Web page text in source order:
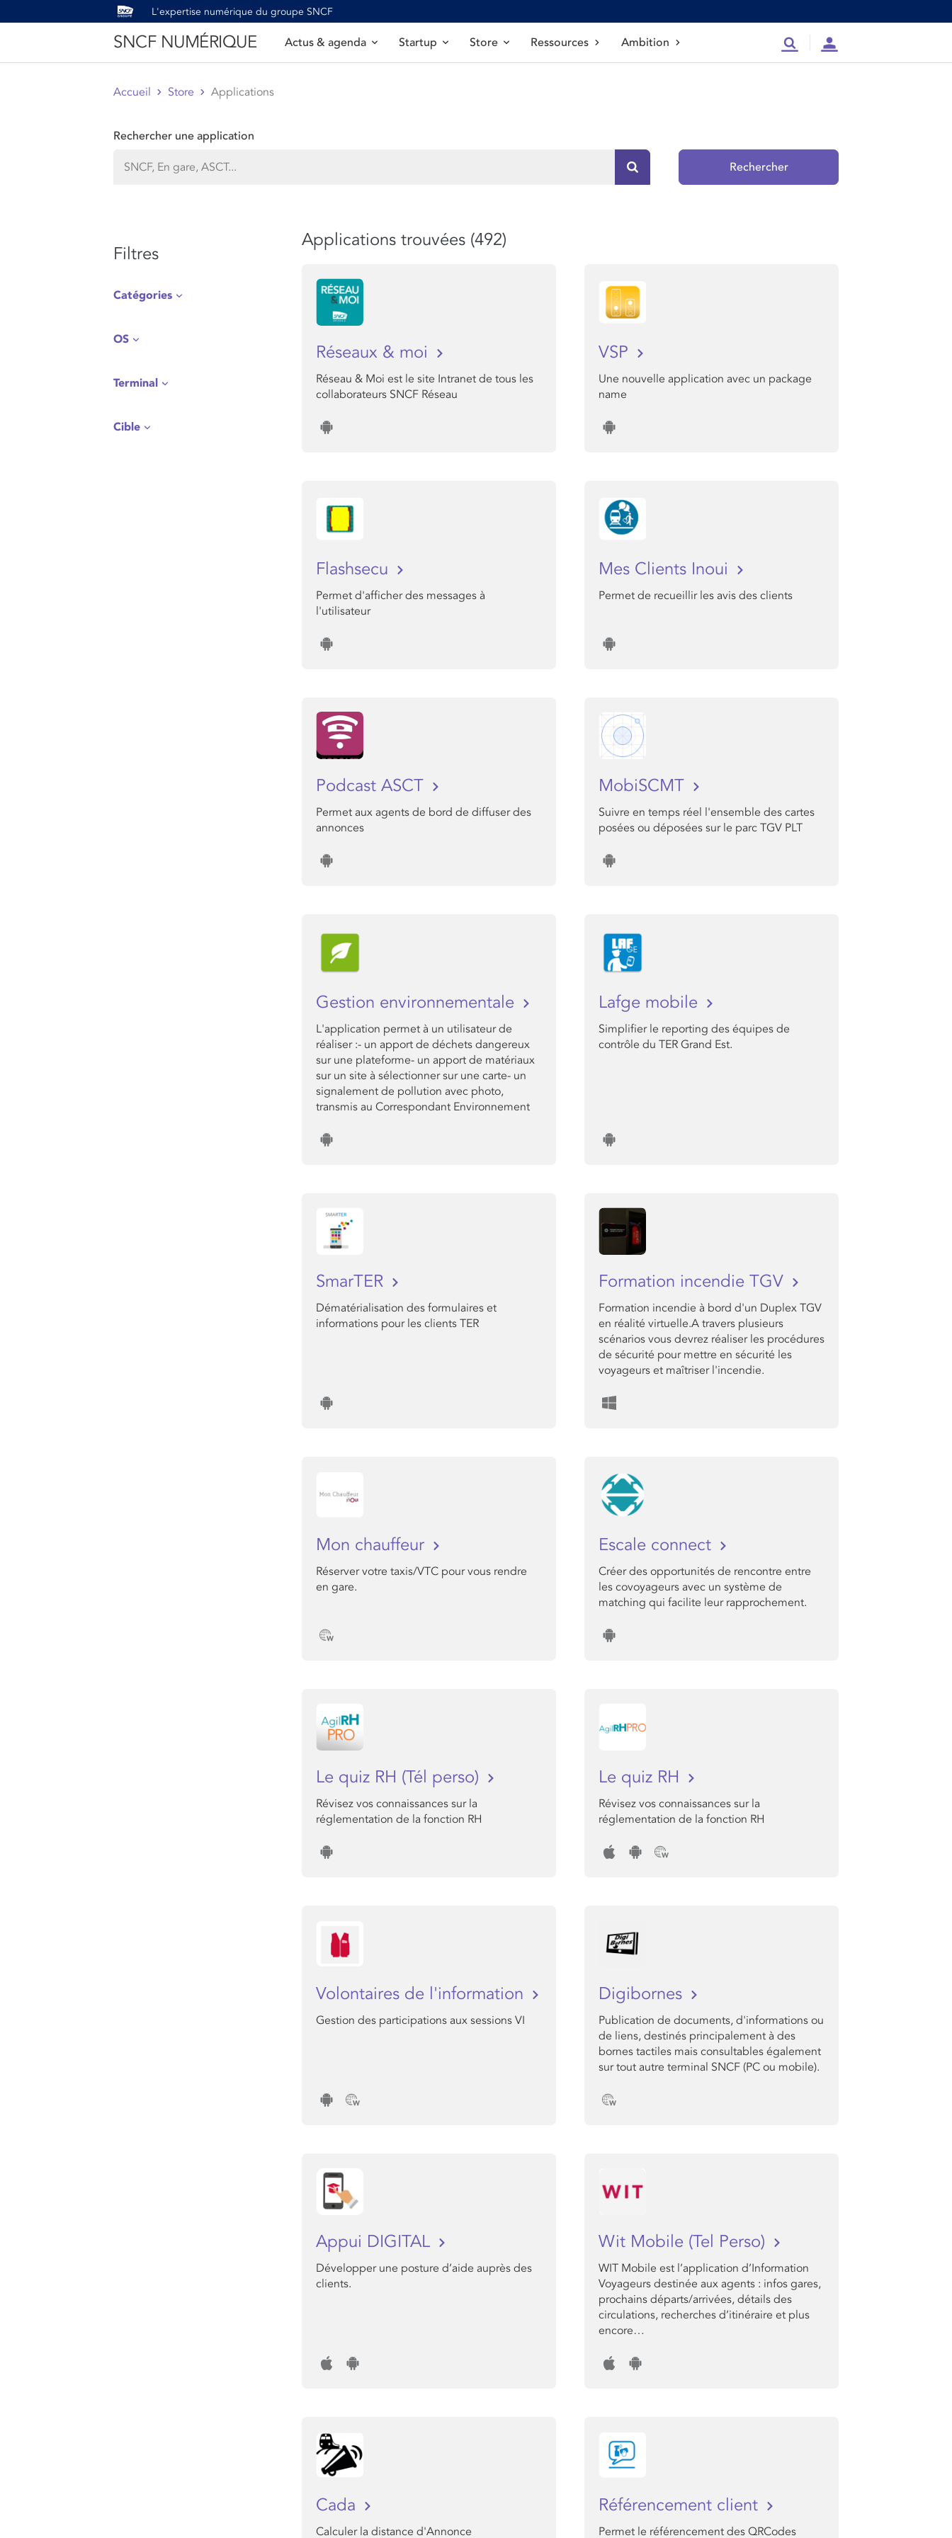
L'expertise numérique du groupe SNCF
SNCF NUMÉRIQUE Actus & agenda Startup Store Ressources Ambition RechercheCompte
Accueil Store Applications
Rechercher une application
Rechercher sur le site
Rechercher
Filtres
Catégories
OS
Terminal
Cible
Applications trouvées (492)
Réseaux & moi
Réseau & Moi est le site Intranet de tous les
collaborateurs SNCF Réseau
VSP
Une nouvelle application avec un package
name
Flashsecu
Permet d'afficher des messages à
l'utilisateur
Mes Clients Inoui
Permet de recueillir les avis des clients
Podcast ASCT
Permet aux agents de bord de diffuser des
annonces
MobiSCMT
Suivre en temps réel l'ensemble des cartes
posées ou déposées sur le parc TGV PLT
Gestion environnementale
L'application permet à un utilisateur de
réaliser :- un apport de déchets dangereux
sur une plateforme- un apport de matériaux
sur un site à sélectionner sur une carte- un
signalement de pollution avec photo,
transmis au Correspondant Environnement
Lafge mobile
Simplifier le reporting des équipes de
contrôle du TER Grand Est.
SmarTER
Dématérialisation des formulaires et
informations pour les clients TER
Formation incendie TGV
Formation incendie à bord d'un Duplex TGV
en réalité virtuelle.A travers plusieurs
scénarios vous devrez réaliser les procédures
de sécurité pour mettre en sécurité les
voyageurs et maîtriser l'incendie.
Mon chauffeur
Réserver votre taxis/VTC pour vous rendre
en gare.
Escale connect
Créer des opportunités de rencontre entre
les covoyageurs avec un système de
matching qui facilite leur rapprochement.
Le quiz RH (Tél perso)
Révisez vos connaissances sur la
réglementation de la fonction RH
Le quiz RH
Révisez vos connaissances sur la
réglementation de la fonction RH
Volontaires de l'information
Gestion des participations aux sessions VI
Digibornes
Publication de documents, d'informations ou
de liens, destinés principalement à des
bornes tactiles mais consultables également
sur tout autre terminal SNCF (PC ou mobile).
Appui DIGITAL
Développer une posture d’aide auprès des
clients.
Wit Mobile (Tel Perso)
WIT Mobile est l’application d’Information
Voyageurs destinée aux agents : infos gares,
prochains départs/arrivées, détails des
circulations, recherches d’itinéraire et plus
encore…
Cada
Calculer la distance d'Annonce
Référencement client
Permet le référencement des QRCodes